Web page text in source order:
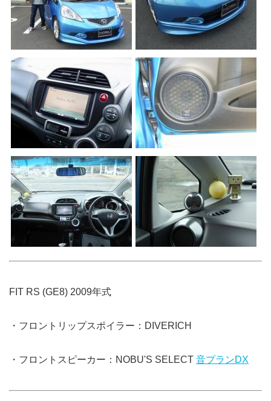
FIT RS (GE8) 2009年式
・フロントリップスポイラー：DIVERICH
・フロントスピーカー：NOBU'S SELECT 音プランDX